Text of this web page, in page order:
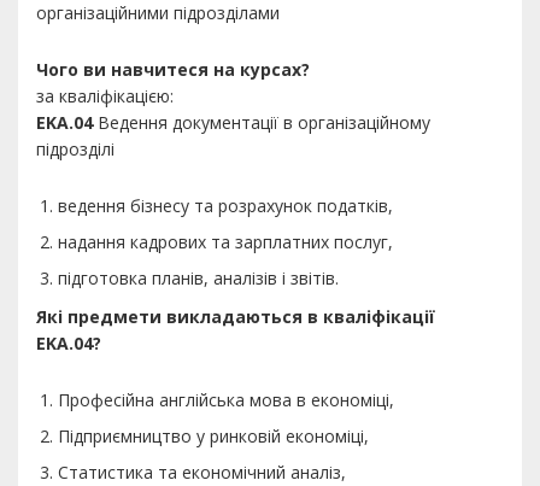
організаційними підрозділами
Чого ви навчитеся на курсах?
за кваліфікацією:
EKA.04 Ведення документації в організаційному
підрозділі
ведення бізнесу та розрахунок податків,
надання кадрових та зарплатних послуг,
підготовка планів, аналізів і звітів.
Які предмети викладаються в кваліфікації
EKA.04?
Професійна англійська мова в економіці,
Підприємництво у ринковій економіці,
Статистика та економічний аналіз,